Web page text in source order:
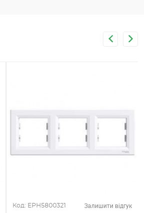
Код: EPH5800321 Залишити відгук